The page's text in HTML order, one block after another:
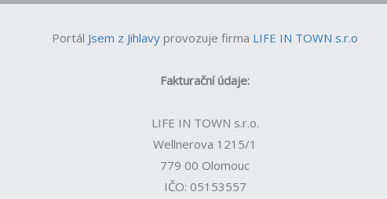
Portál Jsem z Jihlavy provozuje firma LIFE IN TOWN s.r.o
Fakturační údaje:
LIFE IN TOWN s.r.o.
Wellnerova 1215/1
779 00 Olomouc
IČO: 05153557